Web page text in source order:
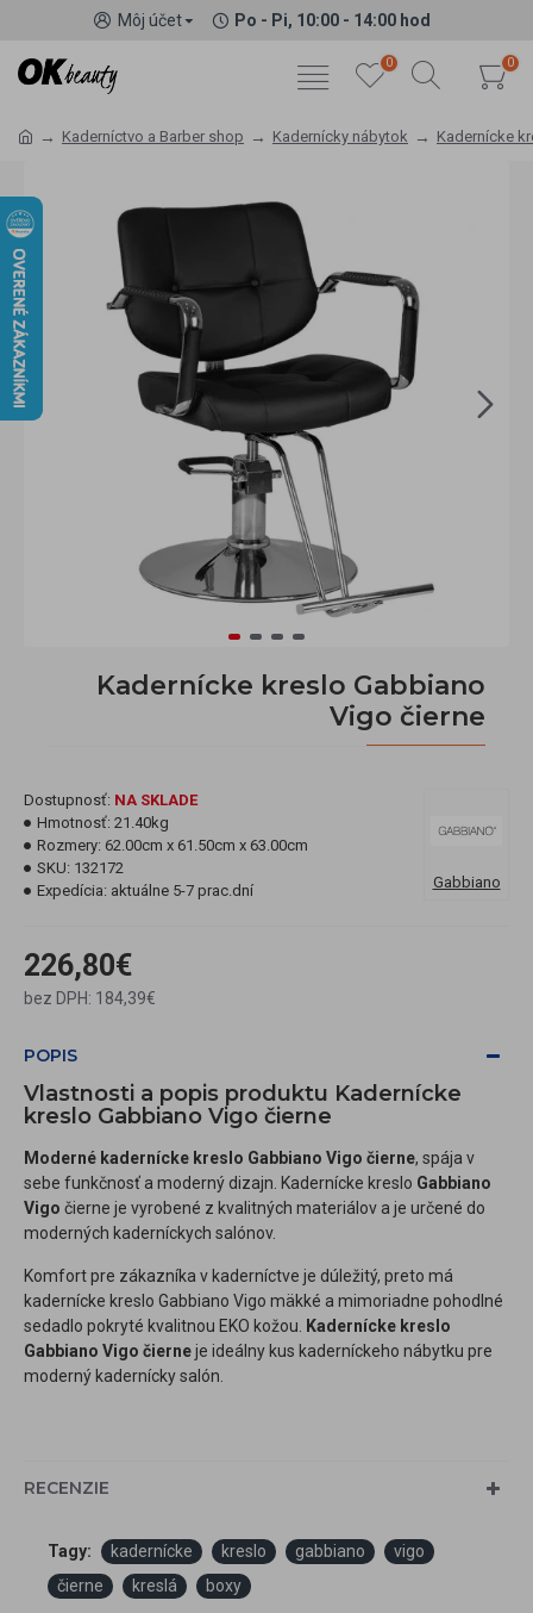
Môj účet Po - Pi, 10:00 - 14:00 hod
0 0
Kaderníctvo a Barber shop Kadernícky nábytok Kadernícke
Kadernícke kreslo Gabbiano
Vigo čierne
226,80€
bez DPH: 184,39€
Dostupnosť: NA SKLADE
Hmotnosť: 21.40kg
Rozmery: 62.00cm x 61.50cm x 63.00cm
SKU: 132172
Expedícia: aktuálne 5-7 prac.dní Gabbiano
POPIS
Vlastnosti a popis produktu Kadernícke
kreslo Gabbiano Vigo čierne
Moderné kadernícke kreslo Gabbiano Vigo čierne, spája v
sebe funkčnosť a moderný dizajn. Kadernícke kreslo Gabbiano
Vigo čierne je vyrobené z kvalitných materiálov a je určené do
moderných kaderníckych salónov.
Komfort pre zákazníka v kaderníctve je dúležitý, preto má
kadernícke kreslo Gabbiano Vigo mäkké a mimoriadne pohodlné
sedadlo pokryté kvalitnou EKO kožou.
Kadernícke kreslo
Gabbiano Vigo čierneje ideálny kus kaderníckeho nábytku pre
moderný kadernícky salón.
RECENZIE
Tagy: kadernícke kreslo gabbiano
vigo
čierne
kreslá boxy